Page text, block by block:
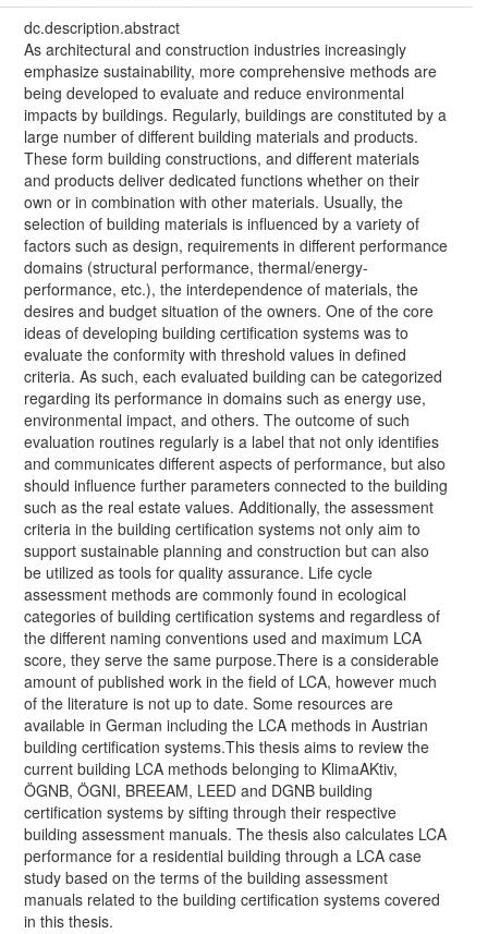
dc.description.abstract
As architectural and construction industries increasingly
emphasize sustainability, more comprehensive methods are
being developed to evaluate and reduce environmental
impacts by buildings. Regularly, buildings are constituted by a
large number of different building materials and products.
These form building constructions, and different materials
and products deliver dedicated functions whether on their
own or in combination with other materials. Usually, the
selection of building materials is influenced by a variety of
factors such as design, requirements in different performance
domains (structural performance, thermal/energy-
performance, etc.), the interdependence of materials, the
desires and budget situation of the owners. One of the core
ideas of developing building certification systems was to
evaluate the conformity with threshold values in defined
criteria. As such, each evaluated building can be categorized
regarding its performance in domains such as energy use,
environmental impact, and others. The outcome of such
evaluation routines regularly is a label that not only identifies
and communicates different aspects of performance, but also
should influence further parameters connected to the building
such as the real estate values. Additionally, the assessment
criteria in the building certification systems not only aim to
support sustainable planning and construction but can also
be utilized as tools for quality assurance. Life cycle
assessment methods are commonly found in ecological
categories of building certification systems and regardless of
the different naming conventions used and maximum LCA
score, they serve the same purpose.There is a considerable
amount of published work in the field of LCA, however much
of the literature is not up to date. Some resources are
available in German including the LCA methods in Austrian
building certification systems.This thesis aims to review the
current building LCA methods belonging to KlimaAKtiv,
ÖGNB, ÖGNI, BREEAM, LEED and DGNB building
certification systems by sifting through their respective
building assessment manuals. The thesis also calculates LCA
performance for a residential building through a LCA case
study based on the terms of the building assessment
manuals related to the building certification systems covered
in this thesis.